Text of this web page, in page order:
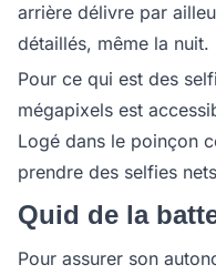
arrière délivre par
détaillés, même la nuit.
Pour ce qui est des
mégapixels est
Logé dans le poinçon
prendre des selfies
Quid de la
Pour assurer son